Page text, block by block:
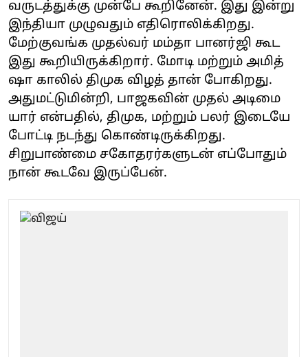
வருடத்துக்கு முன்பே கூறினேன். இது இன்று
இந்தியா முழுவதும் எதிரொலிக்கிறது.
மேற்குவங்க முதல்வர் மம்தா பானர்ஜி கூட
இது கூறியிருக்கிறார். மோடி மற்றும் அமித்
ஷா காலில் திமுக விழத் தான் போகிறது.
அதுமட்டுமின்றி, பாஜகவின் முதல் அடிமை
யார் என்பதில், திமுக, மற்றும் பலர் இடையே
போட்டி நடந்து கொண்டிருக்கிறது.
சிறுபாண்மை சகோதரர்களுடன் எப்போதும்
நான் கூடவே இருப்பேன்.